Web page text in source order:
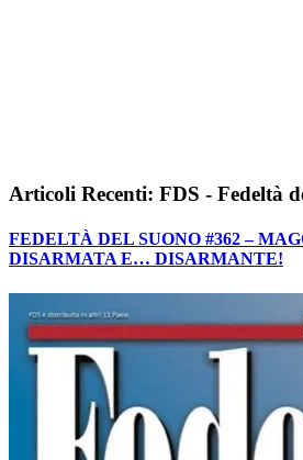
Articoli Recenti: FDS - Fedeltà
FEDELTÀ DEL SUONO #362 –
DISARMATA E… DISARMANTE!